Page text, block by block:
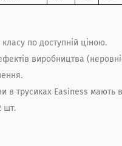
класу по доступній ціною.
виробництва
в трусиках Easiness мають
шт.